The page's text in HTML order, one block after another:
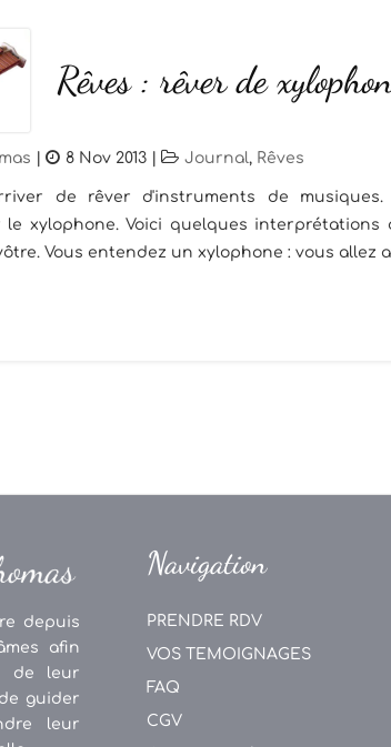
Rêves : rêver de
8 Nov 2013 Journal, Rêves
de rêver d'instruments de
le xylophone. Voici quelques
Vous entendez un xylophone : vous allez
depuis
afin
de leur
guider
leur
Navigation
PRENDRE RDV
VOS TEMOIGNAGES
FAQ
CGV